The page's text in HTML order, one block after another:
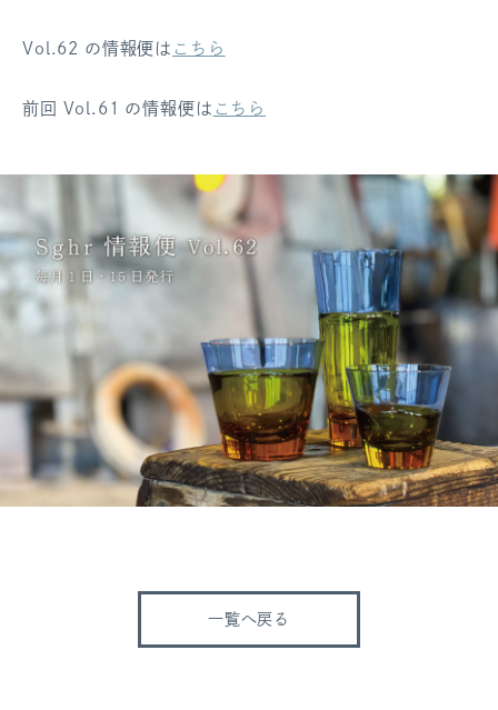
Vol.62 の情報便は こちら
前回 Vol.61 の情報便は こちら
一覧へ戻る